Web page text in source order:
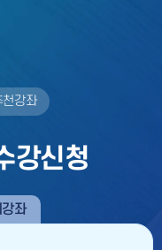
천강좌
강신청
좌